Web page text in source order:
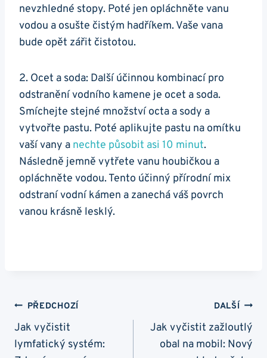
nevzhledné stopy. Poté jen opláchněte vanu
vodou a osušte čistým hadříkem. Vaše vana
bude opět zářit čistotou.
2. Ocet a soda: Další účinnou kombinací pro
odstranění vodního kamene je ocet a soda.
Smíchejte stejné množství octa a sody a
vytvořte pastu. Poté aplikujte pastu na omítku
vaší vany a nechte působit asi 10 minut.
Následně jemně vytřete vanu houbičkou a
opláchněte vodou. Tento účinný přírodní mix
odstraní vodní kámen a zanechá váš povrch
vanou krásně lesklý.
Navigace
Pro
Příspěvek
PŘEDCHOZÍ
Jak vyčistit
lymfatický systém:
DALŠÍ
Jak vyčistit zažloutlý
obal na mobil: Nový